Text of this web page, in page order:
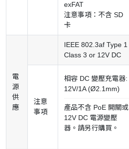
exFAT
注意事項：不含 SD
卡
電
源
供
應
IEEE 802.3af Type 1
Class 3 or 12V DC
注意
事項
相容 DC 變壓充電器:
12V/1A (Ø2.1mm)
產品不含 PoE 開關或
12V DC 電源變壓
器。請另行購買。